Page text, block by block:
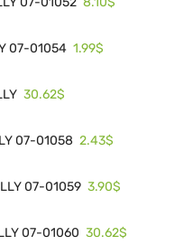
07-01054 1.99$
30.62$
07-01058 2.43$
07-01059 3.90$
07-01060 30.62$